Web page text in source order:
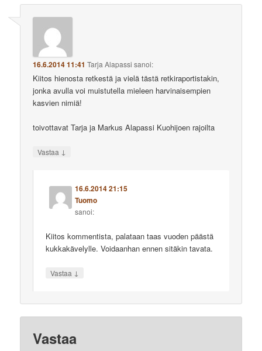
16.6.2014 11:41 Tarja Alapassi sanoi:
Kiitos hienosta retkestä ja vielä tästä retkiraportistakin,
jonka avulla voi muistutella mieleen harvinaisempien
kasvien nimiä!
toivottavat Tarja ja Markus Alapassi Kuohijoen rajoilta
Vastaa ↓
16.6.2014 21:15
Tuomo
sanoi:
Kiitos kommentista, palataan taas vuoden päästä
kukkakävelylle. Voidaanhan ennen sitäkin tavata.
Vastaa ↓
Vastaa